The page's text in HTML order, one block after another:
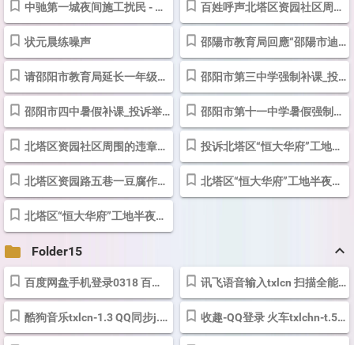
中驰第一城夜间施工扰民 - 问政湖南 - 红网 百姓呼声北塔区资园社区周边的违章建筑何时才能拆？
状元晨练噪声 邵陽市教育局回應“邵陽市迪航高中暑假高價補課 教育局紀檢組長態度差...
请邵阳市教育局延长一年级入学年龄至12月31日 邵阳市第三中学强制补课_投诉举报_ 投诉直通车_华声在线
邵阳市四中暑假补课_投诉举报_ 投诉直通车_华声在线 邵阳市第十一中学暑假强制性补课_投诉举报_ 投诉直通车_华声在线
北塔区资园社区周围的违章建筑 - 问政湖南 - 红网 投诉北塔区“恒大华府”工地半夜施工噪音扰民
北塔区资园路五巷一豆腐作坊严重扰民 - 问政湖南 - 红网 北塔区“恒大华府”工地半夜还在施工 - 问政湖南 - 红网
北塔区“恒大华府”工地半夜还在施工 - 问政湖南 - 红网
folder Folder15 keyboard_arrow_up
百度网盘手机登录0318 百度云txlcn-j.8电话号码/应用程序/短信通话备份 讯飞语音输入txlcn 扫描全能王
酷狗音乐txlcn-1.3 QQ同步j.8-电话号码-应用程序备份 收趣-QQ登录 火车txlchn-t.56.18-cntxl@qq.com